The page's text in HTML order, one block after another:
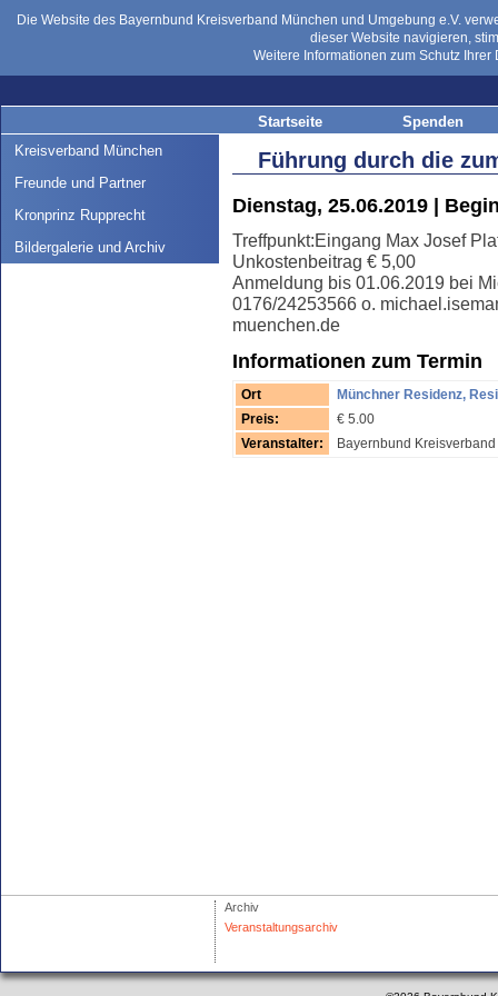
Die Website des Bayernbund Kreisverband München und Umgebung e.V.
dieser Website navigieren,
Weitere Informationen zum Schutz
Startseite
Spenden
Kreisverband München
Freunde und Partner
Kronprinz Rupprecht
Bildergalerie und Archiv
Führung durch die
Dienstag, 25.06.2019 |
Treffpunkt:Eingang Max Josef
Unkostenbeitrag € 5,00
Anmeldung bis 01.06.2019 bei
0176/24253566 o.
muenchen.de
Informationen zum Termin
Ort
Münchner Residenz,
Preis:
€ 5.00
Veranstalter:
Bayernbund
Archiv
Veranstaltungsarchiv